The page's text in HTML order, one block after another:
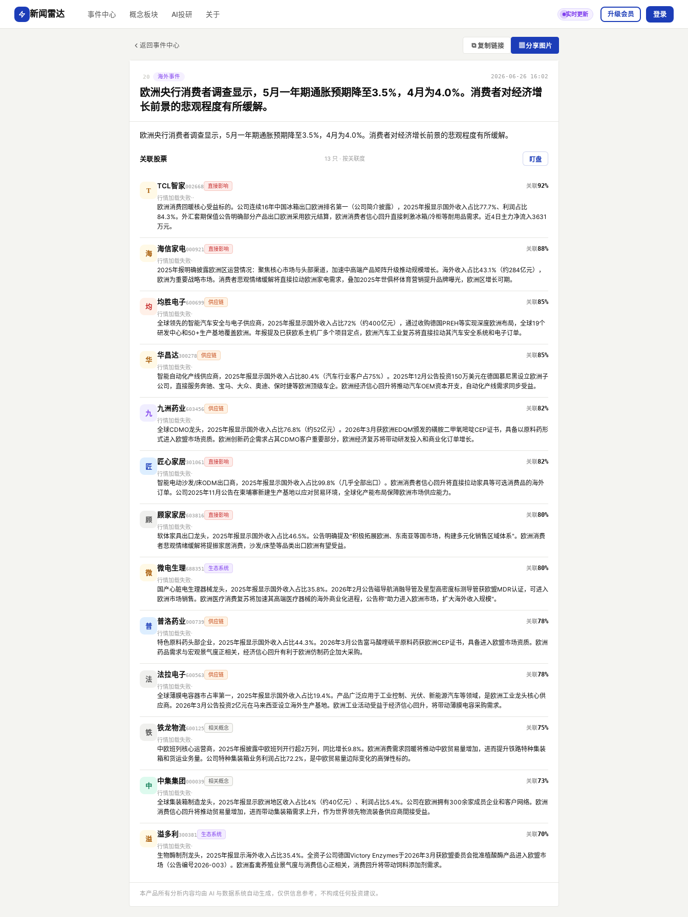
新闻雷达 事件中心 概念板块 AI投研 关于 实时更新 升级会员 登录
返回事件中心 ⧉ 复制链接 ▦分享图片
20 海外事件 2026-06-26 16:02
欧洲央行消费者调查显示，5月一年期通胀预期降至3.5%，4月为4.0%。消费者对经济增
长前景的悲观程度有所缓解。
欧洲央行消费者调查显示，5月一年期通胀预期降至3.5%，4月为4.0%。消费者对经济增长前景的悲观程度有所缓解。
关联股票 13 只 · 按关联度 盯盘
T
TCL智家002668 直接影响
92%
行情加载失败
欧洲消费回暖核心受益标的。公司连续16年中国冰箱出口欧洲排名第一（公司简介披露），2025年报显示国外收入占比77.7%、利润占比
84.3%。外汇套期保值公告明确部分产品出口欧洲采用欧元结算，欧洲消费者信心回升直接刺激冰箱/冷柜等耐用品需求。近4日主力净流入3631
万元。
海
海信家电000921 直接影响
88%
行情加载失败
2025年报明确披露欧洲区运营情况：聚焦核心市场与头部渠道，加速中高端产品矩阵升级推动规模增长。海外收入占比43.1%（约284亿元），
欧洲为重要战略市场。消费者悲观情绪缓解将直接拉动欧洲家电需求，叠加2025年世俱杯体育营销提升品牌曝光，欧洲区增长可期。
均
均胜电子600699 供应链
85%
行情加载失败
全球领先的智能汽车安全与电子供应商，2025年报显示国外收入占比72%（约400亿元），通过收购德国PREH等实现深度欧洲布局，全球19个
研发中心和50+生产基地覆盖欧洲。年报提及已获欧系主机厂多个项目定点，欧洲汽车工业复苏将直接拉动其汽车安全系统和电子订单。
华
华昌达300278 供应链
85%
行情加载失败
智能自动化产线供应商，2025年报显示国外收入占比80.4%（汽车行业客户占75%）。2025年12月公告投资150万美元在德国慕尼黑设立欧洲子
公司，直接服务奔驰、宝马、大众、奥迪、保时捷等欧洲顶级车企。欧洲经济信心回升将推动汽车OEM资本开支，自动化产线需求同步受益。
九
九洲药业603456 供应链
82%
行情加载失败
全球CDMO龙头，2025年报显示国外收入占比76.8%（约52亿元）。2026年3月获欧洲EDQM颁发的磺胺二甲氧嘧啶CEP证书，具备以原料药形
式进入欧盟市场资质。欧洲创新药企需求占其CDMO客户重要部分，欧洲经济复苏将带动研发投入和商业化订单增长。
匠
匠心家居301061 直接影响
82%
行情加载失败
智能电动沙发/床ODM出口商，2025年报显示国外收入占比99.8%（几乎全部出口）。欧洲消费者信心回升将直接拉动家具等可选消费品的海外
订单。公司2025年11月公告在柬埔寨新建生产基地以应对贸易环境，全球化产能布局保障欧洲市场供应能力。
顾
顾家家居603816 直接影响
80%
行情加载失败
软体家具出口龙头，2025年报显示国外收入占比46.5%。公告明确提及"积极拓展欧洲、东南亚等国市场，构建多元化销售区域体系"。欧洲消费
者悲观情绪缓解将提振家居消费，沙发/床垫等品类出口欧洲有望受益。
微
微电生理688351 生态系统
80%
行情加载失败
国产心脏电生理器械龙头，2025年报显示国外收入占比35.8%。2026年2月公告磁导航消融导管及星型高密度标测导管获欧盟MDR认证，可进入
欧洲市场销售。欧洲医疗消费复苏将加速其高端医疗器械的海外商业化进程，公告称"助力进入欧洲市场，扩大海外收入规模"。
普
普洛药业000739 供应链
78%
行情加载失败
特色原料药头部企业，2025年报显示国外收入占比44.3%。2026年3月公告富马酸喹硫平原料药获欧洲CEP证书，具备进入欧盟市场资质。欧洲
药品需求与宏观景气度正相关，经济信心回升有利于欧洲仿制药企加大采购。
法
法拉电子600563 供应链
78%
行情加载失败
全球薄膜电容器市占率第一，2025年报显示国外收入占比19.4%。产品广泛应用于工业控制、光伏、新能源汽车等领域，是欧洲工业龙头核心供
应商。2026年3月公告投资2亿元在马来西亚设立海外生产基地。欧洲工业活动受益于经济信心回升，将带动薄膜电容采购需求。
铁
铁龙物流600125 相关概念
75%
行情加载失败
中欧班列核心运营商，2025年报披露中欧班列开行超2万列，同比增长9.8%。欧洲消费需求回暖将推动中欧贸易量增加，进而提升铁路特种集装
箱和货运业务量。公司特种集装箱业务利润占比72.2%，是中欧贸易量边际变化的高弹性标的。
中
中集集团000039 相关概念
73%
行情加载失败
全球集装箱制造龙头，2025年报显示欧洲地区收入占比4%（约40亿元）、利润占比5.4%。公司在欧洲拥有300余家成员企业和客户网络。欧洲
消费信心回升将推动贸易量增加，进而带动集装箱需求上升，作为世界领先物流装备供应商間接受益。
溢
溢多利 300381 生态系统
70%
行情加载失败
生物酶制剂龙头，2025年报显示海外收入占比35.4%。全资子公司德国Victory Enzymes于2026年3月获欧盟委员会批准植酸酶产品进入欧盟市
场（公告编号2026-003）。欧洲畜禽养殖业景气度与消费信心正相关，消费回升将带动饲料添加剂需求。
本产品所有分析内容均由 AI 与数据系统自动生成，仅供信息参考，不构成任何投资建议。